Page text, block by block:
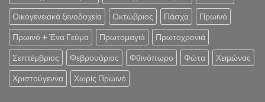
Οικογενειακά ξενοδοχεία Οκτώβριος Πάσχα Πρωινό
Πρωινό + Ένα Γεύμα Πρωτομαγιά Πρωτοχρονιά
Σεπτέμβριος Φεβρουάριος Φθινόπωρο Φώτα Χειμώνας
Χριστούγεννα Χωρίς Πρωινό